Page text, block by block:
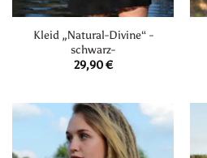
Kleid „Natural-Divine“ -
schwarz-
29,90€